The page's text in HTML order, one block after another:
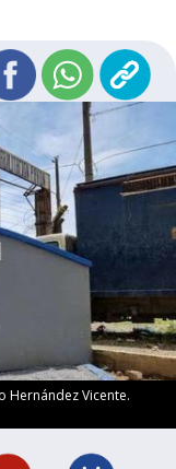
Hernández Vicente.